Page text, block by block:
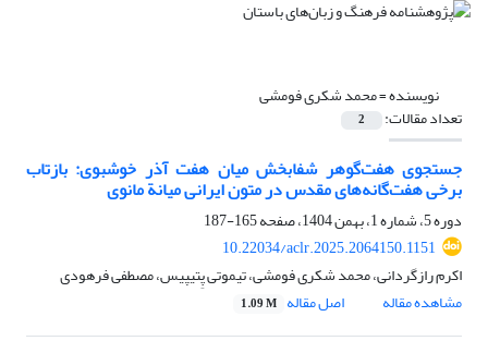
نویسنده =محمد شکری فومشی
تعداد مقالات: 2
جستجوی هفت‌گوهر شفابخش میان هفت آذر خوشبوی: بازتاب
برخی هفت‌گانه‌های مقدس در متون ایرانی میانة مانوی
دوره 5، شماره 1، بهمن 1404، صفحه
165-187
10.22034/aclr.2025.2064150.1151
اکرم رازگردانی، محمد شکری فومشی، تیموتی پِتیپیس، مصطفی فرهودی
مشاهده مقاله
اصل مقاله 1.09 M